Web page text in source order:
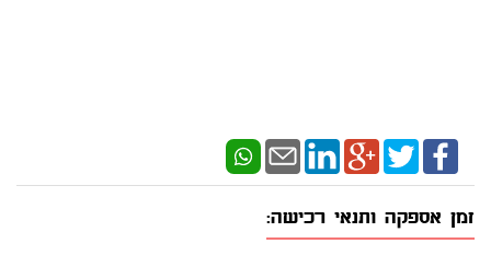
זמן אספקה ותנאי רכישה: